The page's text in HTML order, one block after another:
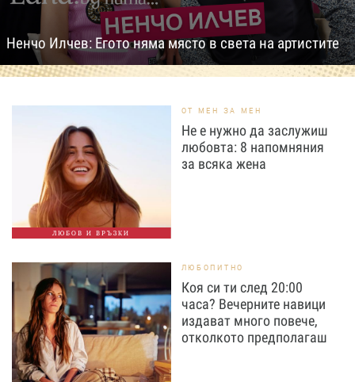
Ненчо Илчев: Егото няма място в света на артистите
ЛЮБОВ И ВРЪЗКИ
ОТ МЕН ЗА МЕН
Не е нужно да заслужиш
любовта: 8 напомняния
за всяка жена
ЛЮБОПИТНО
Коя си ти след 20:00
часа? Вечерните навици
издават много повече,
отколкото предполагаш